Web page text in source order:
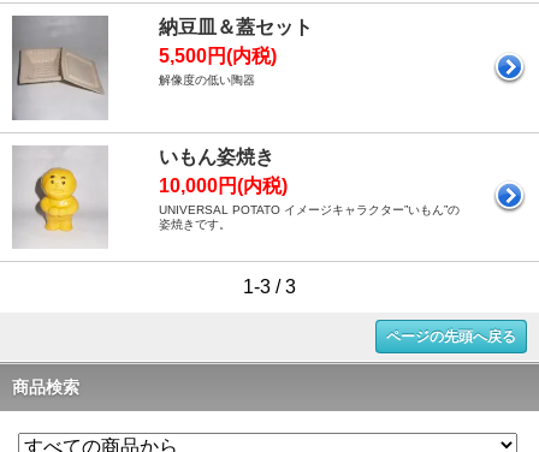
納豆皿＆蓋セット
5,500円(内税)
解像度の低い陶器
いもん姿焼き
10,000円(内税)
UNIVERSAL POTATO イメージキャラクター”いもん”の
姿焼きです。
1-3 / 3
ページの先頭へ戻る
商品検索